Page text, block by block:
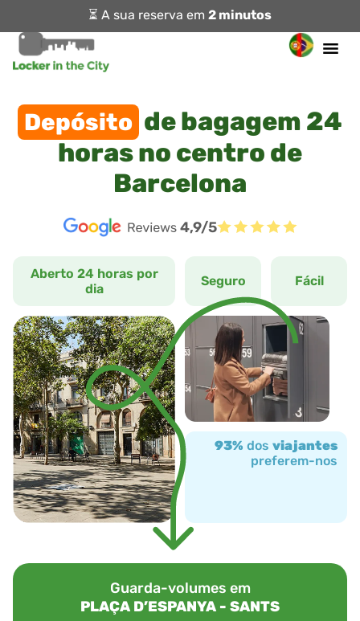
⏳ A sua reserva em 2 minutos
Depósito de bagagem 24
horas no centro de
Barcelona
4,9/5
93% dos viajantes
preferem-nos
Seguro Fácil
Aberto 24 horas por
dia
Guarda-volumes em
PLAÇA D’ESPANYA - SANTS